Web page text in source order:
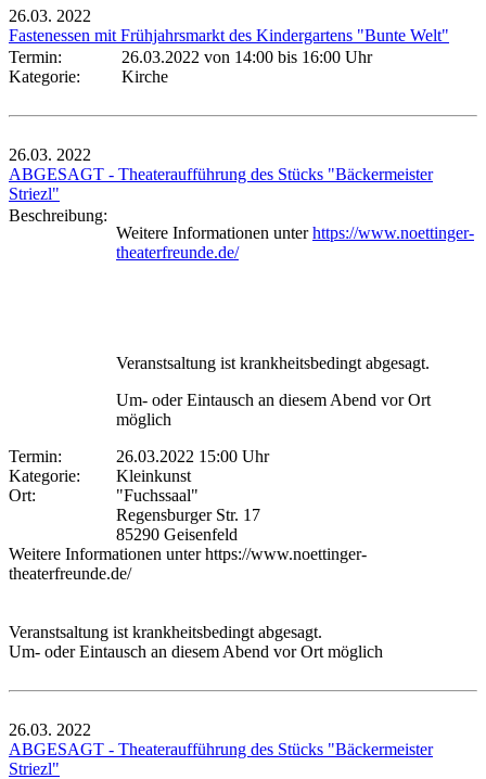
26.03. 2022
Fastenessen mit Frühjahrsmarkt des Kindergartens "Bunte Welt"
Termin:
26.03.2022 von 14:00 bis 16:00 Uhr
Kategorie:
Kirche
26.03. 2022
ABGESAGT - Theateraufführung des Stücks "Bäckermeister
Striezl"
Beschreibung:
Weitere Informationen unterhttps://www.noettinger-
theaterfreunde.de/
Veranstsaltung ist krankheitsbedingt abgesagt.
Um- oder Eintausch an diesem Abend vor Ort
möglich
Termin:
26.03.2022 15:00 Uhr
Kategorie:
Kleinkunst
Ort:
"Fuchssaal"
Regensburger Str. 17
85290 Geisenfeld
Weitere Informationen unter https://www.noettinger-
theaterfreunde.de/
Veranstsaltung ist krankheitsbedingt abgesagt.
Um- oder Eintausch an diesem Abend vor Ort möglich
26.03. 2022
ABGESAGT - Theateraufführung des Stücks "Bäckermeister
Striezl"